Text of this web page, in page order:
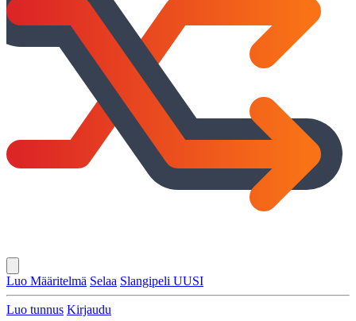
Luo Määritelmä Selaa Slangipeli UUSI
Luo tunnus Kirjaudu